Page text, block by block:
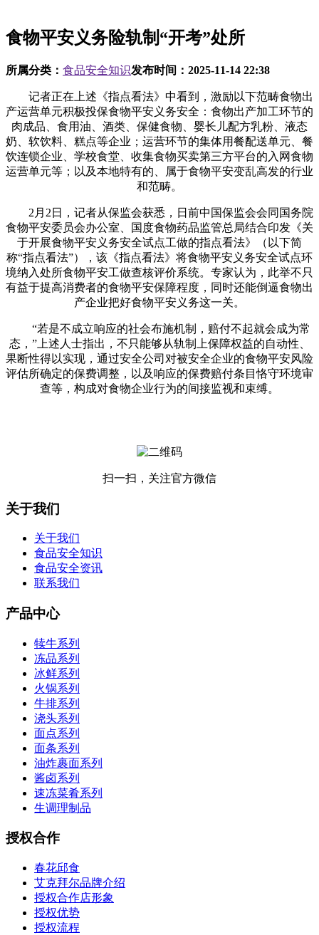
食物平安义务险轨制“开考”处所
所属分类： 食品安全知识发布时间： 2025-11-14 22:38
记者正在上述《指点看法》中看到，激励以下范畴食物出
产运营单元积极投保食物平安义务安全：食物出产加工环节的
肉成品、食用油、酒类、保健食物、婴长儿配方乳粉、液态
奶、软饮料、糕点等企业；运营环节的集体用餐配送单元、餐
饮连锁企业、学校食堂、收集食物买卖第三方平台的入网食物
运营单元等；以及本地特有的、属于食物平安变乱高发的行业
和范畴。
2月2日，记者从保监会获悉，日前中国保监会会同国务院
食物平安委员会办公室、国度食物药品监管总局结合印发《关
于开展食物平安义务安全试点工做的指点看法》（以下简
称“指点看法”），该《指点看法》将食物平安义务安全试点环
境纳入处所食物平安工做查核评价系统。专家认为，此举不只
有益于提高消费者的食物平安保障程度，同时还能倒逼食物出
产企业把好食物平安义务这一关。
“若是不成立响应的社会布施机制，赔付不起就会成为常
态，”上述人士指出，不只能够从轨制上保障权益的自动性、
果断性得以实现，通过安全公司对被安全企业的食物平安风险
评估所确定的保费调整，以及响应的保费赔付条目恪守环境审
查等，构成对食物企业行为的间接监视和束缚。
扫一扫，关注官方微信
关于我们
关于我们
食品安全知识
食品安全资讯
联系我们
产品中心
犊牛系列
冻品系列
冰鲜系列
火锅系列
牛排系列
浇头系列
面点系列
面条系列
油炸裹面系列
酱卤系列
速冻菜肴系列
生调理制品
授权合作
春花邱食
艾克拜尔品牌介绍
授权合作店形象
授权优势
授权流程